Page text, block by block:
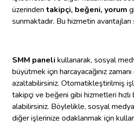
üzerinden takipçi, beğeni, yorum
sunmaktadır. Bu hizmetin avantajları
SMM paneli kullanarak, sosyal
büyütmek için harcayacağınız
azaltabilirsiniz. Otomatikleştirilmiş
takipçi ve beğeni gibi hizmetleri
alabilirsiniz. Böylelikle, sosyal
diğer işlerinize odaklanmak için